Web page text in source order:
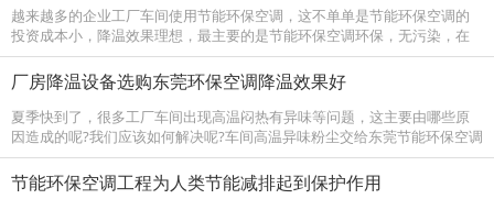
越来越多的企业工厂车间使用节能环保空调，这不单单是节能环保空调的
投资成本小，降温效果理想，最主要的是节能环保空调环保，无污染，在
国家大力推广新能源的同时，节能环保空调也是国家支持的环保降温设
备。节能环...
厂房降温设备选购东莞环保空调降温效果好
夏季快到了，很多工厂车间出现高温闷热有异味等问题，这主要由哪些原
因造成的呢?我们应该如何解决呢?车间高温异味粉尘交给东莞节能环保空调
厂家来处理。 工厂车间出现高温闷热有异味的原因：车间内上班工作人员
多，空...
节能环保空调工程为人类节能减排起到保护作用